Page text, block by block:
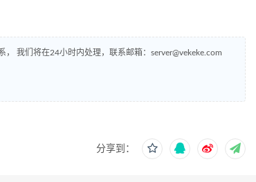
我们将在24小时内处理，联系邮箱： server@vekeke.com
分享到：